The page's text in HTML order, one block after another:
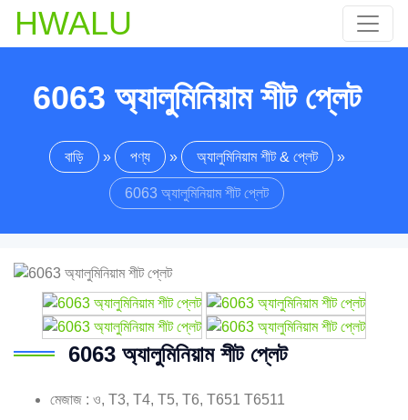
HWALU
6063 অ্যালুমিনিয়াম শীট প্লেট
বাড়ি » পণ্য » অ্যালুমিনিয়াম শীট & প্লেট »
6063 অ্যালুমিনিয়াম শীট প্লেট
6063 অ্যালুমিনিয়াম শীট প্লেট
মেজাজ : ও, T3, T4, T5, T6, T651 T6511